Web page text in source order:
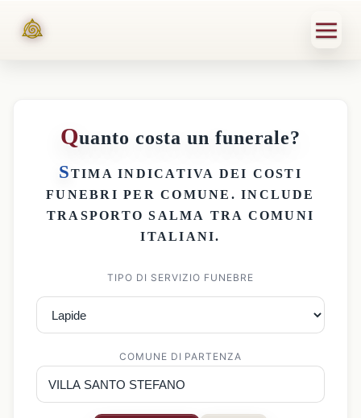
Quanto costa un funerale?
STIMA INDICATIVA DEI COSTI
FUNEBRI PER COMUNE . INCLUDE
TRASPORTO SALMA TRA COMUNI
ITALIANI.
TIPO DI SERVIZIO FUNEBRE
COMUNE DI PARTENZA